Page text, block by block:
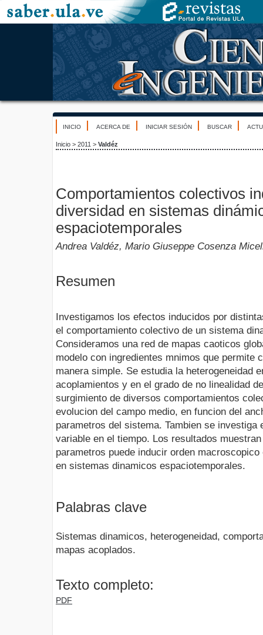
INICIO ACERCA DE INICIAR SESIÓN BUSCAR
Inicio > 2011 > Valdéz
Comportamientos colectivos
diversidad en sistemas
espaciotemporales
Andrea Valdéz, Mario Giuseppe Cosenza
Resumen
Investigamos los efectos inducidos por
el comportamiento colectivo de un sistema
Consideramos una red de mapas caoticos
modelo con ingredientes mnimos que permite
manera simple. Se estudia la heterogeneidad
acoplamientos y en el grado de no linealidad
surgimiento de diversos comportamientos
evolucion del campo medio, en funcion del
parametros del sistema. Tambien se investiga
variable en el tiempo. Los resultados
parametros puede inducir orden
en sistemas dinamicos espaciotemporales.
Palabras clave
Sistemas dinamicos, heterogeneidad,
mapas acoplados.
Texto completo:
PDF